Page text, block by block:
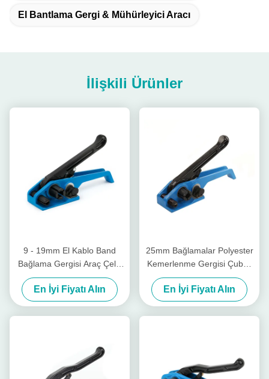
El Bantlama Gergi & Mühürleyici Aracı
İlişkili Ürünler
9 - 19mm El Kablo Band
Bağlama Gergisi Araç Çelik
Bağlama Gergisi Kesicisiyle
En İyi Fiyatı Alın
25mm Bağlamalar Polyester
Kemerlenme Gergisi Çubuk
Ağır Görevli Kemerlenme
Gergisi
En İyi Fiyatı Alın